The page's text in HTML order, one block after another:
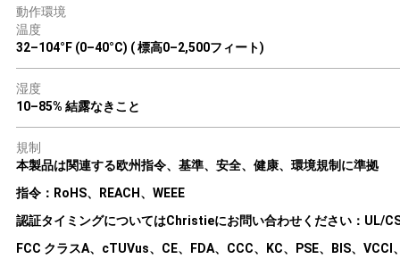
動作環境
温度
32–104°F (0–40°C) ( 標高0–2,500フィート)
湿度
10–85% 結露なきこと
規制
本製品は関連する欧州指令、基準、安全、健康、環境規制に準拠
指令：RoHS、REACH、WEEE
認証タイミングについてはChristieにお問い合わせください：UL/
FCC クラスA、cTUVus、CE、FDA、CCC、KC、PSE、BIS、VCCI